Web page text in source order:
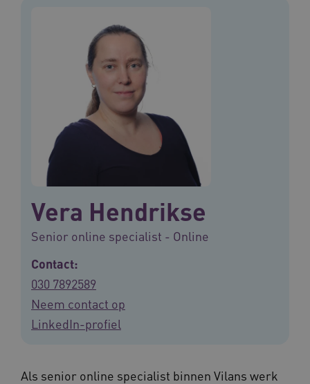
Vera Hendrikse
Senior online specialist - Online
Contact:
030 7892589
Neem contact op
LinkedIn-profiel
Als senior online specialist binnen Vilans werk